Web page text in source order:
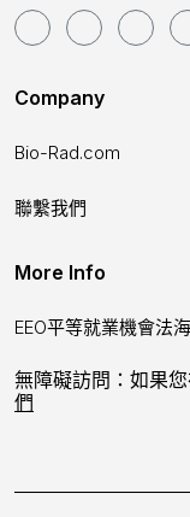
Company
Bio-Rad.com
聯繫我們
More Info
EEO平等就業機會法
無障礙訪問：如果
們